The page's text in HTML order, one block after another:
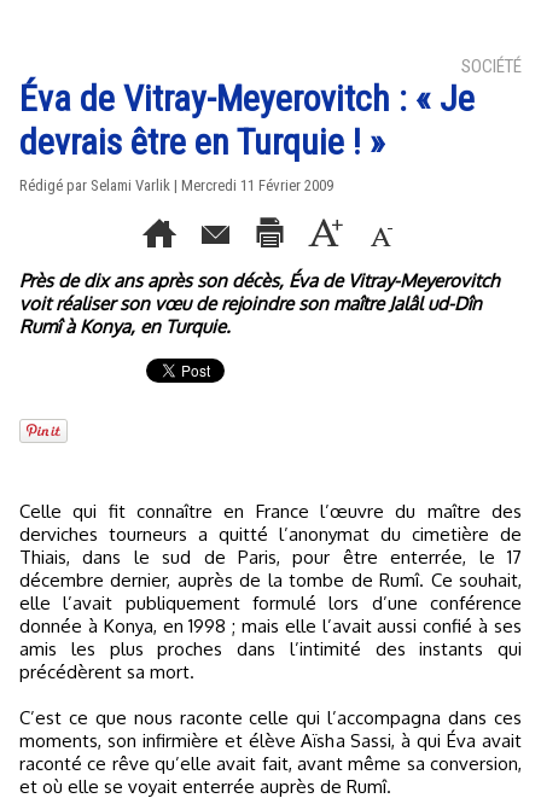
SOCIÉTÉ
Éva de Vitray-Meyerovitch : « Je
devrais être en Turquie ! »
Rédigé par Selami Varlik | Mercredi 11 Février 2009
Près de dix ans après son décès, Éva de Vitray-Meyerovitch
voit réaliser son vœu de rejoindre son maître Jalâl ud-Dîn
Rumî à Konya, en Turquie.
Celle qui fit connaître en France l’œuvre du maître des
derviches tourneurs a quitté l’anonymat du cimetière de
Thiais, dans le sud de Paris, pour être enterrée, le 17
décembre dernier, auprès de la tombe de Rumî. Ce souhait,
elle l’avait publiquement formulé lors d’une conférence
donnée à Konya, en 1998 ; mais elle l’avait aussi confié à ses
amis les plus proches dans l’intimité des instants qui
précédèrent sa mort.
C’est ce que nous raconte celle qui l’accompagna dans ces
moments, son infirmière et élève Aïsha Sassi, à qui Éva avait
raconté ce rêve qu’elle avait fait, avant même sa conversion,
et où elle se voyait enterrée auprès de Rumî.